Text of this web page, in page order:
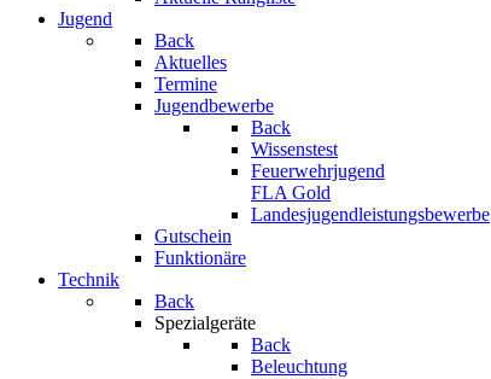
Jugend
Back
Aktuelles
Termine
Jugendbewerbe
Back
Wissenstest
Feuerwehrjugend
FLA Gold
Landesjugendleistungsbewerbe
Gutschein
Funktionäre
Technik
Back
Spezialgeräte
Back
Beleuchtung